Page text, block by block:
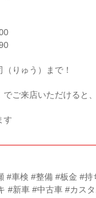
りゅう）まで！
ご来店いただけると、
す
#車検 #整備 #板金 #
#新車 #中古車 #カスタ